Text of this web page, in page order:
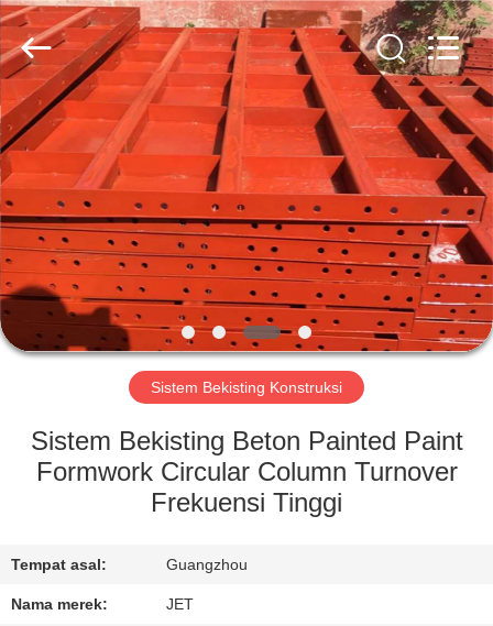
RUMAH
PRODUK
TENTANG
KITA
TUR
KONTROL
HUBUNGI
KAMI
Scaffold
&
Formwork
System
Co.,
Ltd..
Rights
Reserved.
Sistem Bekisting Konstruksi
Sistem Bekisting Beton Painted Paint
Formwork Circular Column Turnover
Frekuensi Tinggi
Tempat asal: Guangzhou
Nama merek: JET